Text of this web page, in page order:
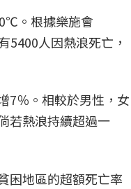
。根據樂施會
5400人因熱浪死亡，
7％。相較於男性，女
若熱浪持續超過一
困地區的超額死亡率